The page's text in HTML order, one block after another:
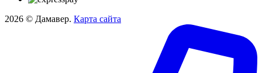
2026 © Дамавер. Карта сайта